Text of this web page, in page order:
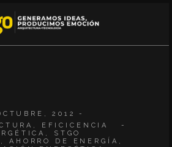
2012
, EFICICENCIA
, STGO
,AHORRO DE ENERGÍA ,